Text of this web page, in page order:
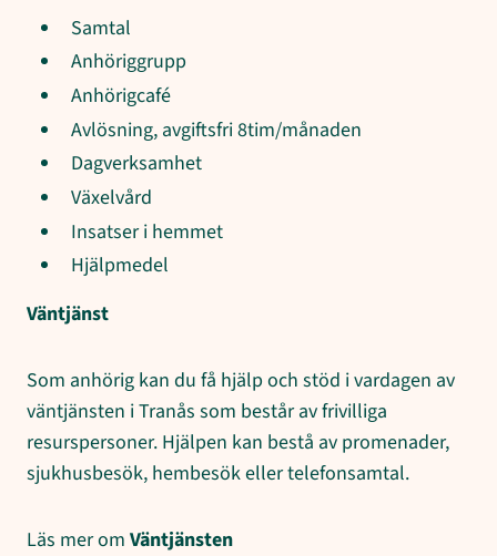
Samtal
Anhöriggrupp
Anhörigcafé
Avlösning, avgiftsfri 8tim/månaden
Dagverksamhet
Växelvård
Insatser i hemmet
Hjälpmedel
Väntjänst
Som anhörig kan du få hjälp och stöd i vardagen av
väntjänsten i Tranås som består av frivilliga
resurspersoner. Hjälpen kan bestå av promenader,
sjukhusbesök, hembesök eller telefonsamtal.
Läs mer om Väntjänsten